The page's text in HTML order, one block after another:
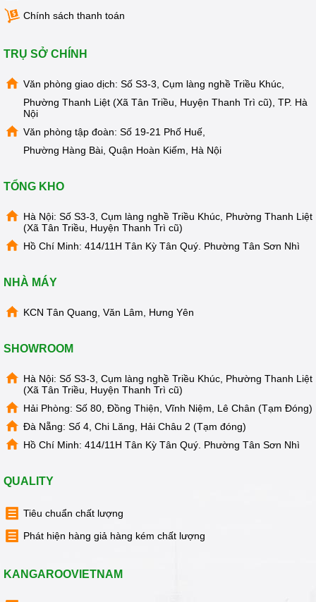
Chính sách thanh toán
TRỤ SỞ CHÍNH
Văn phòng giao dịch: Số S3-3, Cụm làng nghề Triều Khúc,
Phường Thanh Liệt (Xã Tân Triều, Huyện Thanh Trì cũ), TP. Hà
Nội
Văn phòng tập đoàn: Số 19-21 Phố Huế,
Phường Hàng Bài, Quận Hoàn Kiếm, Hà Nội
TỔNG KHO
Hà Nội: Số S3-3, Cụm làng nghề Triều Khúc, Phường Thanh Liệt
(Xã Tân Triều, Huyện Thanh Trì cũ)
Hồ Chí Minh: 414/11H Tân Kỳ Tân Quý. Phường Tân Sơn Nhì
NHÀ MÁY
KCN Tân Quang, Văn Lâm, Hưng Yên
SHOWROOM
Hà Nội: Số S3-3, Cụm làng nghề Triều Khúc, Phường Thanh Liệt
(Xã Tân Triều, Huyện Thanh Trì cũ)
Hải Phòng: Số 80, Đồng Thiện, Vĩnh Niệm, Lê Chân (Tạm Đóng)
Đà Nẵng: Số 4, Chi Lăng, Hải Châu 2 (Tạm đóng)
Hồ Chí Minh: 414/11H Tân Kỳ Tân Quý. Phường Tân Sơn Nhì
QUALITY
Tiêu chuẩn chất lượng
Phát hiện hàng giả hàng kém chất lượng
KANGAROOVIETNAM